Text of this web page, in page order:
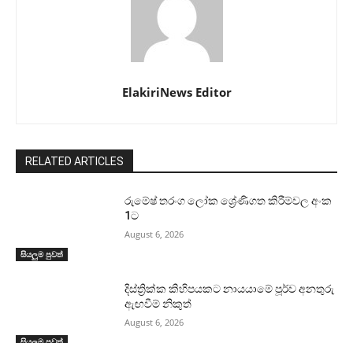
ElakiriNews Editor
RELATED ARTICLES
සියලුම පුවත්
රුමේෂ් තරංග ලෝක ශ්‍රේණිගත කිරීම්වල අංක
1ට
August 6, 2026
දිස්ත්‍රික්ක කිහිපයකට නායයාමේ පූර්ව අනතුරු
ඇඟවීම් නිකුත්
August 6, 2026